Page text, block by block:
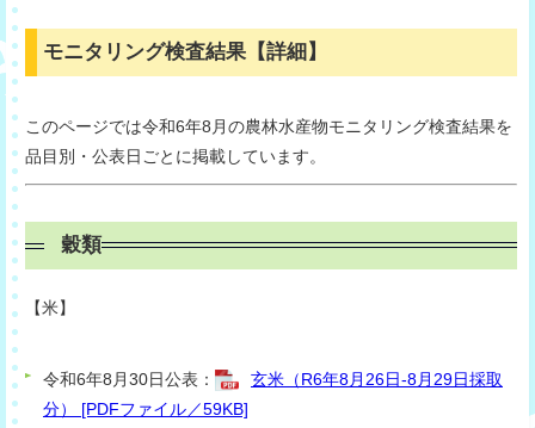
モニタリング検査結果【詳細】
このページでは令和6年8月の農林水産物モニタリング検査結果を
品目別・公表日ごとに掲載しています。
穀類
【米】
令和6年8月30日公表：
玄米（R6年8月26日-8月29日採取
分） [PDFファイル／59KB]